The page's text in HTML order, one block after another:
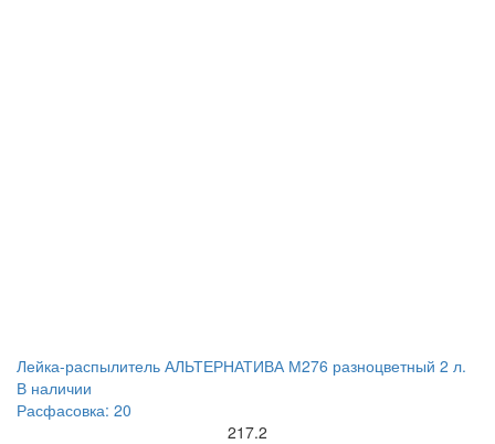
Лейка-распылитель АЛЬТЕРНАТИВА М276 разноцветный 2 л.
В наличии
Расфасовка: 20
217.2